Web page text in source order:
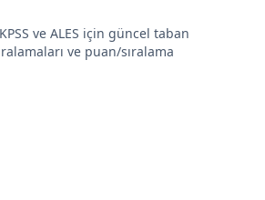
ve ALES için güncel taban
ve puan/sıralama